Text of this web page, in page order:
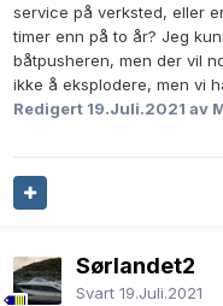
service på verksted, eller
timer enn på to år? Jeg
båtpusheren, men der vil
ikke å eksplodere, men vi
Redigert 19.Juli.2021 av
Sørlandet2
Svart 19.Juli.2021